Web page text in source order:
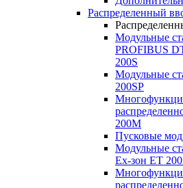
Распределенный
Модульные
PROFIBUS
200S
Модульные
200SP
200M
Пусковые
Модульные
Ex-зон ET